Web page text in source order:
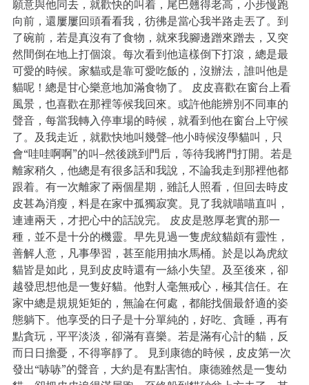
願意與他同去，就歡快的叫着，尾巴翹得老高，小步慢跑
向前，還屢屢回頭看看我，彷彿是當心我半路走丟了。到
了碗前，若是真沒有了食物，就來我腳邊蹭來蹭去，又突
然間倒在地上打個滾。每次看到他這樣倒下打滾，總是最
可愛的時候。家貓或是靠可愛吃飯的，沒辦法，誰叫他是
貓呢！總是甘心樂意地加滿食物了。 皮皮喜歡在窗台上看
風景，也喜歡在那裡等候我回來。或許他能辨別不同車的
聲音，每當我轉入停車場的時候，就看到他在窗台上守候
了。及我走近，就歡快地叫幾聲–他小時候沒學貓叫，只
會“哇哇啊啊”的叫–然後跳到門后，等待我將門打開。若是
離家稍久，他總是有很多話和我說，不論我走到那裡他都
跟着。有一次離家了兩個星期，雖託人照看，但回去時皮
皮甚為消瘦，料是在家中孤獨寂寞。見了我就喵喵直叫，
連連兩天，才把心中的話說完。 皮皮是憨厚老實的那一
種，並不是十分的機靈。早先見過一隻虎紋貓頗有靈性，
善解人意，凡事學習，甚至能用抽水馬桶。於是以為虎紋
貓皆是如此，見到皮皮時還有一絲小失望。及至後來，卻
越發思想他是一隻好貓。他對人毫無戒心，極其信任。在
家中總是規規矩矩的，無論在何處，都能找個最舒適的姿
態躺下。他享受的日子是十分單純的，好吃、貪睡，再有
點貪玩，平平淡淡，卻滿有喜樂。若是滿有心計的貓，反
而日日擔憂，不得寧靜了。 見到康德的時候，皮皮第一次
發出“哧哧”的聲音，大約是有點害怕。康德雖然是一隻幼